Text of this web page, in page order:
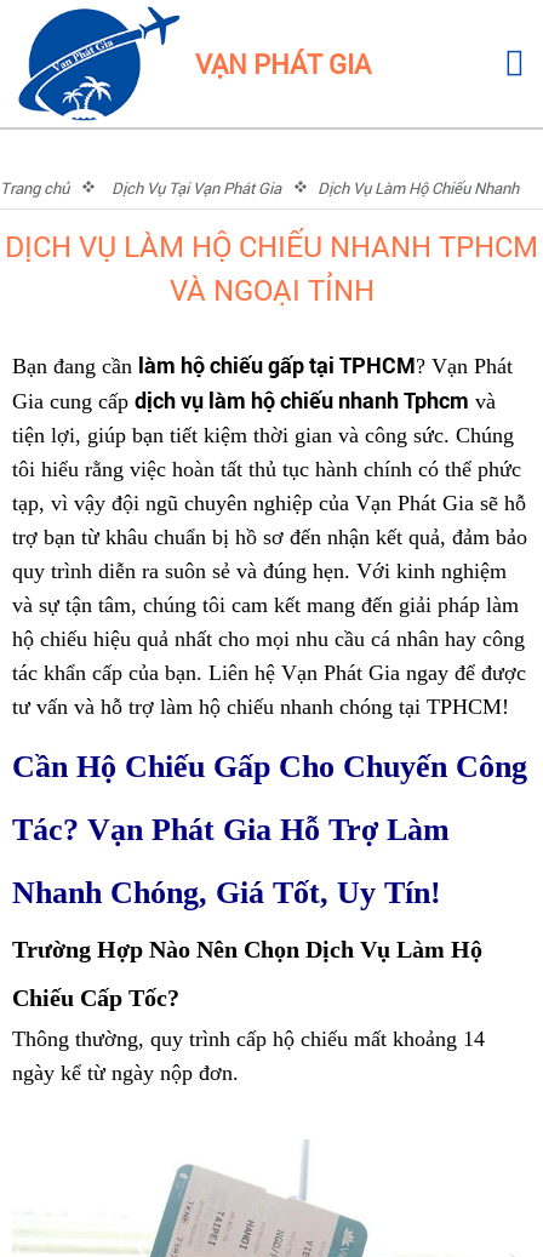
VẠN PHÁT GIA
Trang chủ Dịch Vụ Tại Vạn Phát Gia
Dịch Vụ Làm Hộ Chiếu Nhanh
TPHCM và Ngoại Tỉnh
DỊCH VỤ LÀM HỘ CHIẾU NHANH TPHCM
VÀ NGOẠI TỈNH
Bạn đang cần làm hộ chiếu gấp tại TPHCM? Vạn Phát
Gia cung cấp dịch vụ làm hộ chiếu nhanh Tphcm và
tiện lợi, giúp bạn tiết kiệm thời gian và công sức. Chúng
tôi hiểu rằng việc hoàn tất thủ tục hành chính có thể phức
tạp, vì vậy đội ngũ chuyên nghiệp của Vạn Phát Gia sẽ hỗ
trợ bạn từ khâu chuẩn bị hồ sơ đến nhận kết quả, đảm bảo
quy trình diễn ra suôn sẻ và đúng hẹn. Với kinh nghiệm
và sự tận tâm, chúng tôi cam kết mang đến giải pháp làm
hộ chiếu hiệu quả nhất cho mọi nhu cầu cá nhân hay công
tác khẩn cấp của bạn. Liên hệ Vạn Phát Gia ngay để được
tư vấn và hỗ trợ làm hộ chiếu nhanh chóng tại TPHCM!
Cần Hộ Chiếu Gấp Cho Chuyến Công
Tác? Vạn Phát Gia Hỗ Trợ Làm
Nhanh Chóng, Giá Tốt, Uy Tín!
Trường Hợp Nào Nên Chọn Dịch Vụ Làm Hộ
Chiếu Cấp Tốc?
Thông thường, quy trình cấp hộ chiếu mất khoảng 14
ngày kể từ ngày nộp đơn.